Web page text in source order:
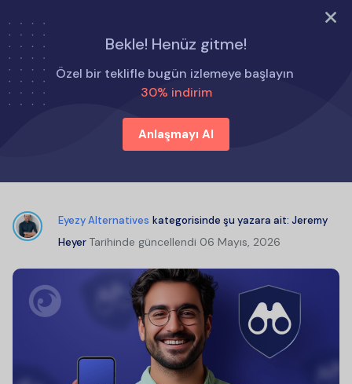
ŞİMDİ DENE
Bekle! Henüz gitme!
Özel bir teklifle bugün izlemeye başlayın
30% indirim
Anlaşmayı Al
Ana Sayfa
Eyezy Alternatifleri
SpyX İncelemesi: SpyX Nasıl Çalışır ve Etkili midir?
SpyX İncelemesi: SpyX Nasıl Çalışır
Eyezy Alternatives kategorisinde şu yazara ait: Jeremy
Heyer Tarihinde güncellendi 06 Mayıs, 2026